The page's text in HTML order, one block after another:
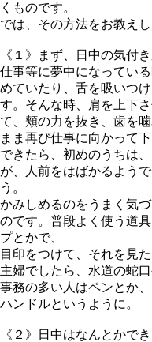
くものです。
では、その方法をお教えし
《１》まず、日中の気付
仕事等に夢中になってい
めていたり、舌を吸いつ
す。そんな時、肩を上下
て、頬の力を抜き、 歯を
まま再び仕事に向かって下
できたら、初めのうちは
が、人前をはばかるよう
う。
かみしめるのをうまく気
のです。普段よく使う道
プとかで、
目印をつけて、それを見
主婦でしたら、水道の蛇
事務の多い人はペンとか
ハンドルというように。
《２》日中はなんとかで